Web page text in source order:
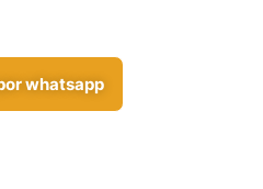
whatsapp